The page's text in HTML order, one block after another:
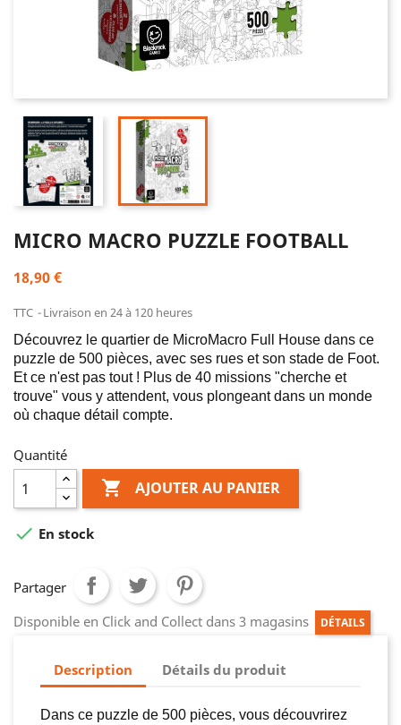
MICRO MACRO PUZZLE FOOTBALL
18,90 €
TTC Livraison en 24 à 120 heures
Découvrez le quartier de MicroMacro Full House dans ce
puzzle de 500 pièces, avec ses rues et son stade de Foot.
Et ce n'est pas tout ! Plus de 40 missions "cherche et
trouve" vous y attendent, vous plongeant dans un monde
où chaque détail compte.
Quantité
 AJOUTER AU PANIER
 En stock
Partager
Disponible en Click and Collect dans 3 magasins
DÉTAILS
Description Détails du produit
Dans ce puzzle de 500 pièces, vous découvrirez